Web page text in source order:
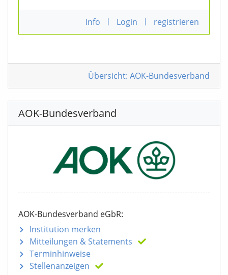
Info | Login | registrieren
Übersicht: AOK-Bundesverband
AOK-Bundesverband
AOK-Bundesverband eGbR:
Institution merken
Mitteilungen & Statements
Terminhinweise
Stellenanzeigen